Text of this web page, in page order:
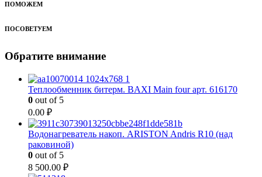
ПОМОЖЕМ
ПОСОВЕТУЕМ
Обратите внимание
Теплообменник битерм. BAXI Main four арт. 616170
0 out of 5
0.00 ₽
Водонагреватель накоп. ARISTON Andris R10 (над
раковиной)
0 out of 5
8 500.00 ₽